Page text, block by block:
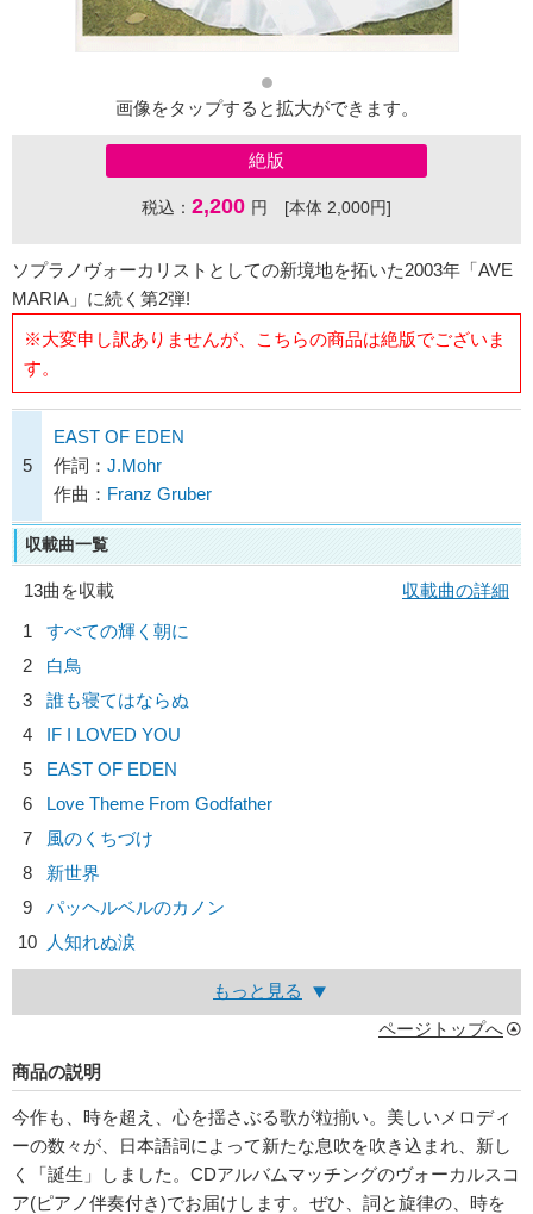
画像をタップすると拡大ができます。
絶版
税込： 2,200 円 [本体 2,000円]
ソプラノヴォーカリストとしての新境地を拓いた2003年「AVE
MARIA」に続く第2弾!
※大変申し訳ありませんが、こちらの商品は絶版でございま
す。
5
EAST OF EDEN
作詞： J.Mohr
作曲： Franz Gruber
収載曲一覧
13曲を収載
収載曲の詳細
1
すべての輝く朝に
2
白鳥
3
誰も寝てはならぬ
4
IF I LOVED YOU
5
EAST OF EDEN
6
Love Theme From Godfather
7
風のくちづけ
8
新世界
9
パッヘルベルのカノン
10
人知れぬ涙
もっと見る
ページトップへ
商品の説明
今作も、時を超え、心を揺さぶる歌が粒揃い。美しいメロディ
ーの数々が、日本語詞によって新たな息吹を吹き込まれ、新し
く「誕生」しました。CDアルバムマッチングのヴォーカルスコ
ア(ピアノ伴奏付き)でお届けします。ぜひ、詞と旋律の、時を